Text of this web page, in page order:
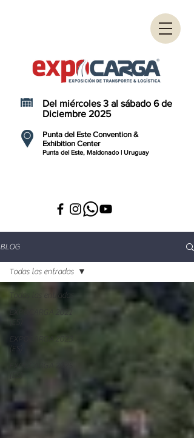
Punta del Este Convention &
Exhibition Center
Punta del Este, Maldonado | Uruguay
Del miércoles 3 al sábado 6 de
Diciembre 2025
BLOG
Todas las entradas
EXPOCARGA 2021
EXPOCARGA 2023
(ES)
EXPOCARGA 2025
Todas las entradas